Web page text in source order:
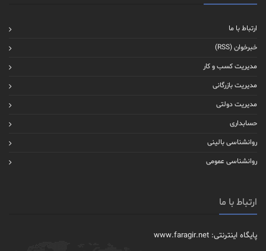
ارتباط با ما
خبرخوان (RSS)
مدیریت کسب و کار
مدیریت بازرگانی
مدیریت دولتی
حسابداری
روانشناسی بالینی
روانشناسی عمومی
ارتباط با ما
پایگاه اینترنتی: www.faragir.net